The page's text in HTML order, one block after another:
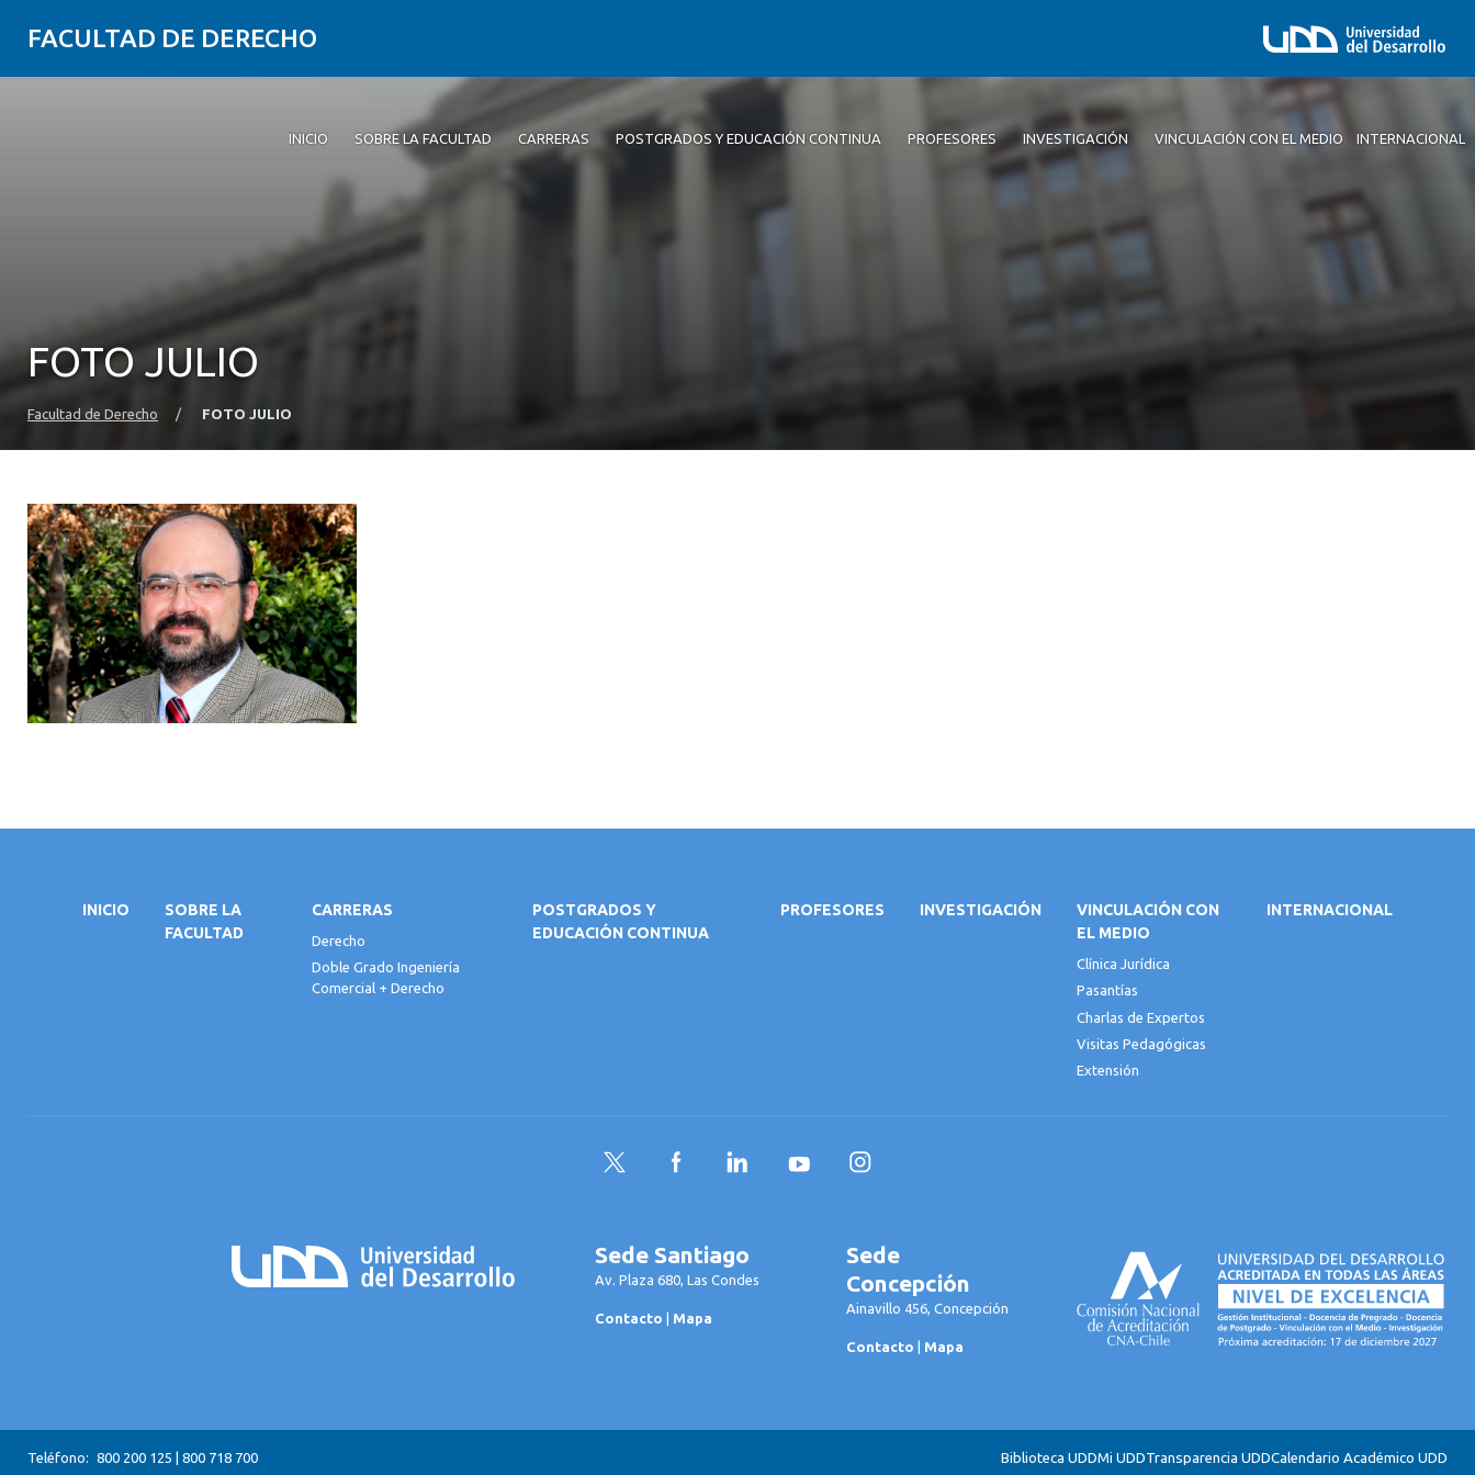
FACULTAD DE DERECHO
INICIO SOBRE LA FACULTAD CARRERAS POSTGRADOS Y EDUCACIÓN CONTINUA PROFESORES INVESTIGACIÓN VINCULACIÓN CON EL MEDIO INTERNACIONAL
FOTO JULIO
Facultad de Derecho / FOTO JULIO
INICIO
SOBRE LA
FACULTAD
CARRERAS
Derecho
Doble Grado Ingeniería
Comercial + Derecho
POSTGRADOS Y
EDUCACIÓN CONTINUA
PROFESORES INVESTIGACIÓN
VINCULACIÓN CON
EL MEDIO
Clínica Jurídica
Pasantías
Charlas de Expertos
Visitas Pedagógicas
Extensión
INTERNACIONAL
Twitter FacebookLinkedInYouTubeInstagram
Sede Santiago
Av. Plaza 680, Las Condes
Contacto | Mapa
Sede
Concepción
Ainavillo 456, Concepción
Contacto | Mapa
Teléfono: 800 200 125 | 800 718 700 Biblioteca UDDMi UDDTransparencia UDDCalendario Académico UDD